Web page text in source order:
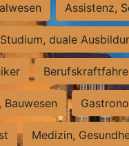
Assistenz,
duale
Medizin,